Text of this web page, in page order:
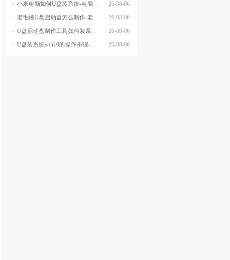
26-08-06
小米电脑如何U盘装系统-电脑怎么U盘装系统
26-08-06
老毛桃U盘启动盘怎么制作-老毛桃U盘启动盘制作步骤
26-08-06
U盘启动盘制作工具如何装系统- U盘启动盘制作工具怎么装系统
26-08-06
U盘装系统win10的操作步骤-外星人U盘装系统win10电脑